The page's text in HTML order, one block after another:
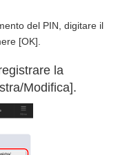
del PIN, digitare il
[OK].
la
Modifica].